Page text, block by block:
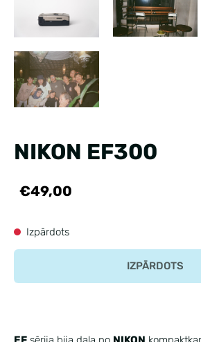
NIKON EF300
€49,00
Izpārdots
IZPĀRDOTS